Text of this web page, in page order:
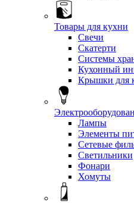
Товары для кухни
Свечи
Скатерти
Системы
Кухонный
Крышки для
Лампы
Элементы
Сетевые
Светильники
Фонари
Хомуты